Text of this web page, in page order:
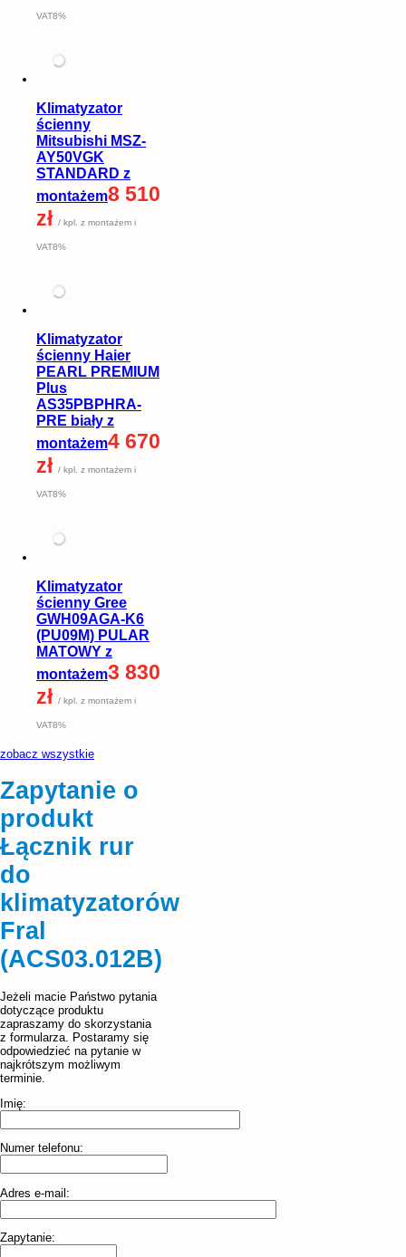
VAT8%
Klimatyzator
ścienny
Mitsubishi MSZ-
AY50VGK
STANDARD z
montażem8 510
zł / kpl. z montażem i
VAT8%
Klimatyzator
ścienny Haier
PEARL PREMIUM
Plus
AS35PBPHRA-
PRE biały z
montażem4 670
zł / kpl. z montażem i
VAT8%
Klimatyzator
ścienny Gree
GWH09AGA-K6
(PU09M) PULAR
MATOWY z
montażem3 830
zł / kpl. z montażem i
VAT8%
zobacz wszystkie
Zapytanie o
produkt
Łącznik rur
do
klimatyzatorów
Fral
(ACS03.012B)
Jeżeli macie Państwo pytania
dotyczące produktu
zapraszamy do skorzystania
z formularza. Postaramy się
odpowiedzieć na pytanie w
najkrótszym możliwym
terminie.
Imię:
Numer telefonu:
Adres e-mail:
Zapytanie: